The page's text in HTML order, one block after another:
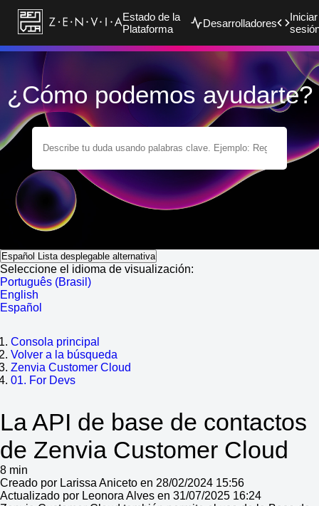
Estado de la
Plataforma
Desarrolladores
Iniciar
¿Cómo podemos ayudarte?
Español Lista desplegable alternativa
Seleccione el idioma de visualización:
Português (Brasil)
English
Español
Consola principal
Volver a la búsqueda
Zenvia Customer Cloud
01. For Devs
La API de base de contactos
de Zenvia Customer Cloud
8 min
Creado por Larissa Aniceto en 28/02/2024 15:56
Actualizado por Leonora Alves en 31/07/2025 16:24